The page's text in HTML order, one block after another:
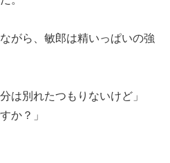
がら、敏郎は精いっぱいの強
は別れたつもりないけど」
か？」